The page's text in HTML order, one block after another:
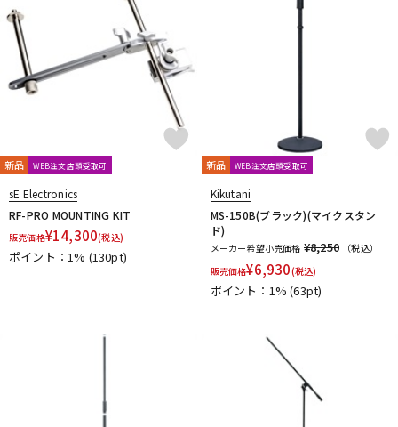
新品 WEB注文店頭受取可
sE Electronics
RF-PRO MOUNTING KIT
販売価格¥14,300(税込)
ポイント：1% (130pt)
新品 WEB注文店頭受取可
Kikutani
MS-150B(ブラック)(マイクスタン
ド)
メーカー希望小売価格 ¥8,250
（税込）
販売価格¥6,930(税込)
ポイント：1%(63pt)